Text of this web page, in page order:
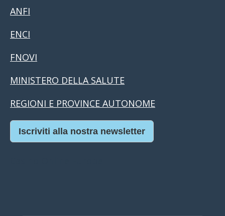
ANFI
ENCI
FNOVI
MINISTERO DELLA SALUTE
REGIONI E PROVINCE AUTONOME
Iscriviti alla nostra newsletter